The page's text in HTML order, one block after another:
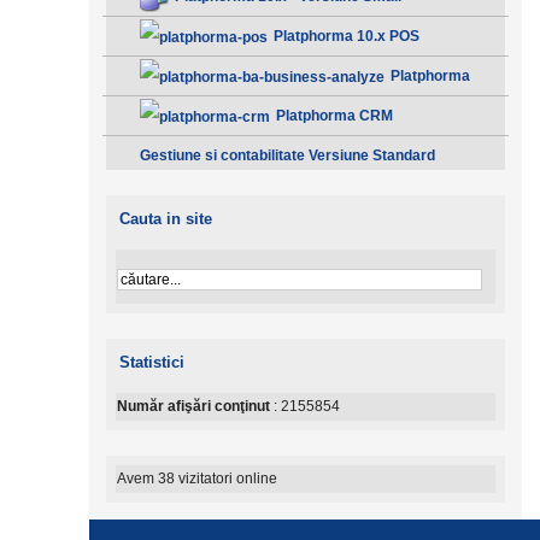
Platphorma 10.x POS
Platphorma
B.A. Analiza afacerii - ClasicPlatphorma CRM
Gestiune si contabilitate Versiune Standard
Cauta in site
Statistici
Număr afişări conţinut : 2155854
Avem 38 vizitatori online